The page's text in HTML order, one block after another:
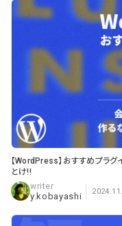
【WordPress】おすすめプラ
とけ!!
y.kobayashi